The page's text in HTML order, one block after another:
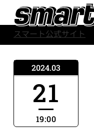
スマート公式サイト
2024.03
21
19:00